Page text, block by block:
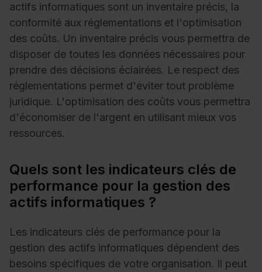
actifs informatiques sont un inventaire précis, la
conformité aux réglementations et l'optimisation
des coûts. Un inventaire précis vous permettra de
disposer de toutes les données nécessaires pour
prendre des décisions éclairées. Le respect des
réglementations permet d'éviter tout problème
juridique. L'optimisation des coûts vous permettra
d'économiser de l'argent en utilisant mieux vos
ressources.
Quels sont les indicateurs clés de
performance pour la gestion des
actifs informatiques ?
Les indicateurs clés de performance pour la
gestion des actifs informatiques dépendent des
besoins spécifiques de votre organisation. Il peut